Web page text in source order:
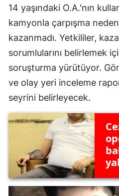
14 yaşındaki O.A.'nın
kamyonla çarpışma
kazanmadı. Yetkililer,
sorumlularını belirlemek
soruşturma yürütüyor.
ve olay yeri inceleme
seyrini belirleyecek.